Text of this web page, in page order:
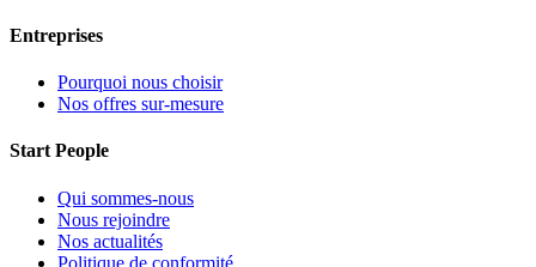
Entreprises
Pourquoi nous choisir
Nos offres sur-mesure
Start People
Qui sommes-nous
Nous rejoindre
Nos actualités
Politique de conformité